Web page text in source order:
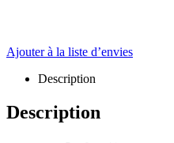
Ajouter à la liste d’envies
Description
Description